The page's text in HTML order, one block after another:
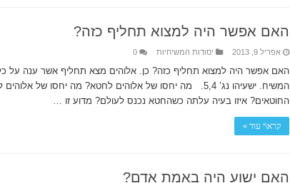
האם אפשר היה למצוא תחליף כזה?
אפריל 9, 2013 יסודות המשיחיות 0
האם אפשר היה למצוא תחליף כזה? כן. אלוהים מצא תחליף אשר ענה על כל
המשיח. ישעיהו נג’ 5,4. מה יחסו של אלוהים לחטא? מה יחסו
החוטאים? איזו בעיה עלתה כשהחטא נכנס לעולם? מדוע זו …
קרא\י עוד »
האם ישוע היה באמת אדם?